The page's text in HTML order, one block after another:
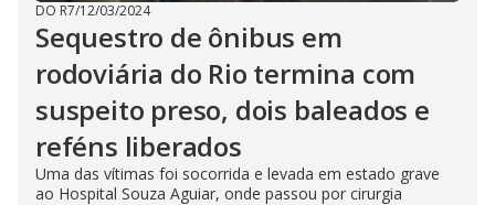
DO R7/12/03/2024
Sequestro de ônibus em
rodoviária do Rio termina com
suspeito preso, dois baleados e
reféns liberados
Uma das vítimas foi socorrida e levada em estado grave
ao Hospital Souza Aguiar, onde passou por cirurgia